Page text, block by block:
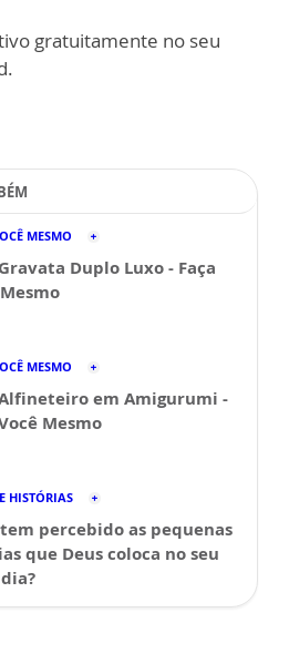
gratuitamente no seu
MESMO
Duplo Luxo - Faça
MESMO
em Amigurumi -
Mesmo
HISTÓRIAS
percebido as pequenas
que Deus coloca no seu